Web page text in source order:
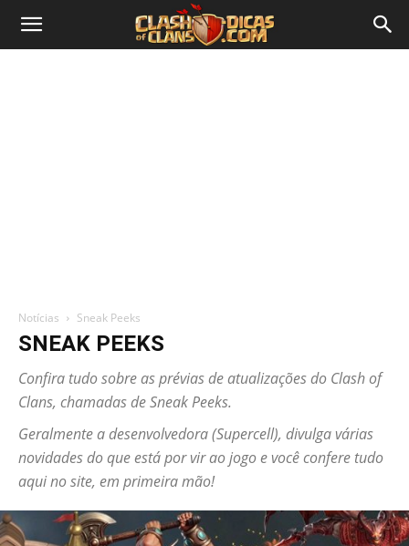
Notícias Sneak Peeks
SNEAK PEEKS
Confira tudo sobre as prévias de atualizações do Clash of
Clans, chamadas de Sneak Peeks.
Geralmente a desenvolvedora (Supercell), divulga várias
novidades do que está por vir ao jogo e você confere tudo
aqui no site, em primeira mão!